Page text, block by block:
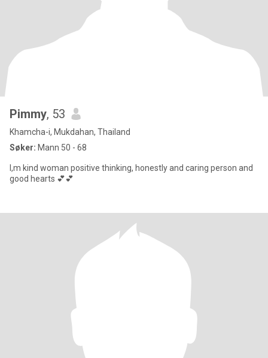
Pimmy, 53
Khamcha-i, Mukdahan, Thailand
Søker: Mann 50 - 68
I,m kind woman positive thinking, honestly and caring person and
good hearts 💕💕